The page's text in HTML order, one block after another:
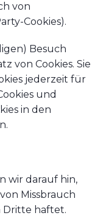
von
Cookies).
Besuch
von Cookies. Sie
jederzeit für
und
in den
wir darauf hin,
Missbrauch
Dritte haftet.